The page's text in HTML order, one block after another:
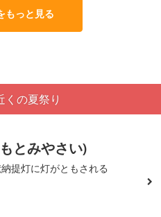
もっと見る
くの夏祭り
とみやさい)
提灯に灯がともされる